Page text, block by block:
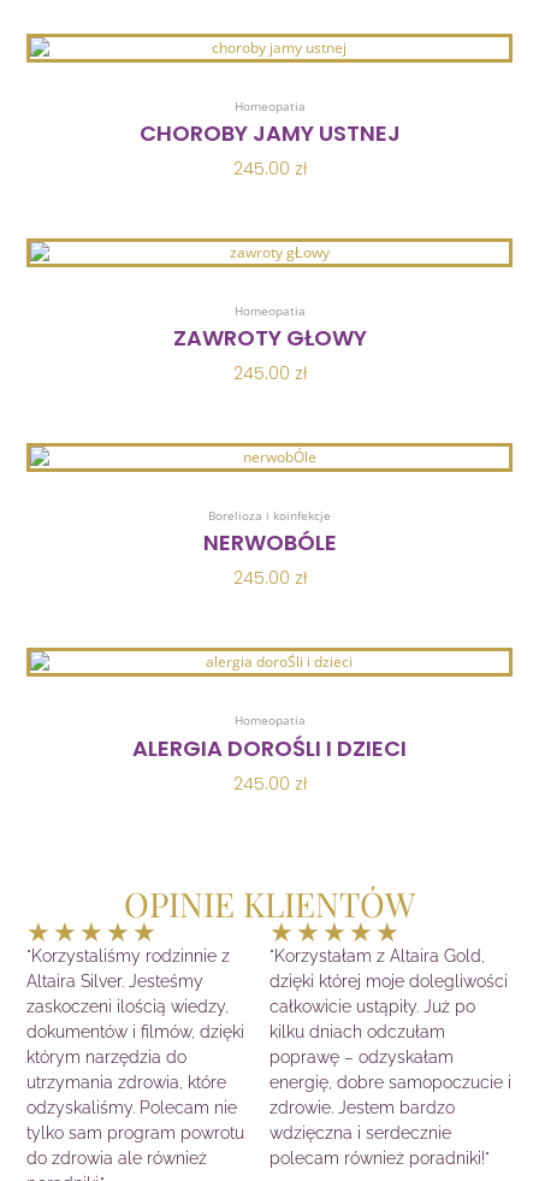
Homeopatia
CHOROBY JAMY USTNEJ
245.00 zł
Homeopatia
ZAWROTY GŁOWY
245.00 zł
Borelioza i koinfekcje
NERWOBÓLE
245.00 zł
Homeopatia
ALERGIA DOROŚLI I DZIECI
245.00 zł
OPINIE KLIENTÓW
★ ★ ★ ★ ★
5
z
5
"Korzystaliśmy rodzinnie z
Altaira Silver. Jesteśmy
zaskoczeni ilością wiedzy,
dokumentów i filmów, dzięki
którym narzędzia do
utrzymania zdrowia, które
odzyskaliśmy. Polecam nie
tylko sam program powrotu
do zdrowia ale również
★ ★ ★ ★ ★
5
z
5
"Korzystałam z Altaira Gold,
dzięki której moje dolegliwości
całkowicie ustąpiły. Już po
kilku dniach odczułam
poprawę – odzyskałam
energię, dobre samopoczucie i
zdrowie. Jestem bardzo
wdzięczna i serdecznie
polecam również poradniki!"